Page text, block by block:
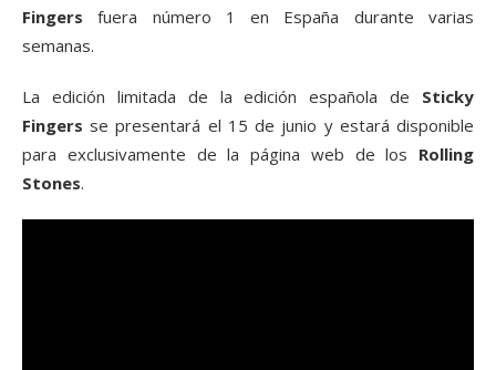
Fingersfuera número 1 en España durante varias
semanas.
La edición limitada de la edición española de Sticky
Fingersse presentará el 15 de junio y estará disponible
para exclusivamente de la página web de los Rolling
Stones.